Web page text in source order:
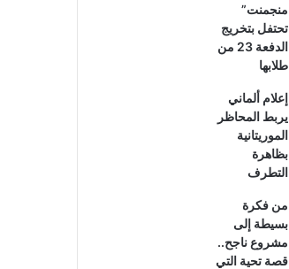
منجمنت”
تحتفل بتخريج
الدفعة 23 من
طلابها
إعلام ألماني
يربط المحاظر
الموريتانية
بظاهرة
التطرف
من فكرة
بسيطة إلى
مشروع ناجح..
قصة تحية التي